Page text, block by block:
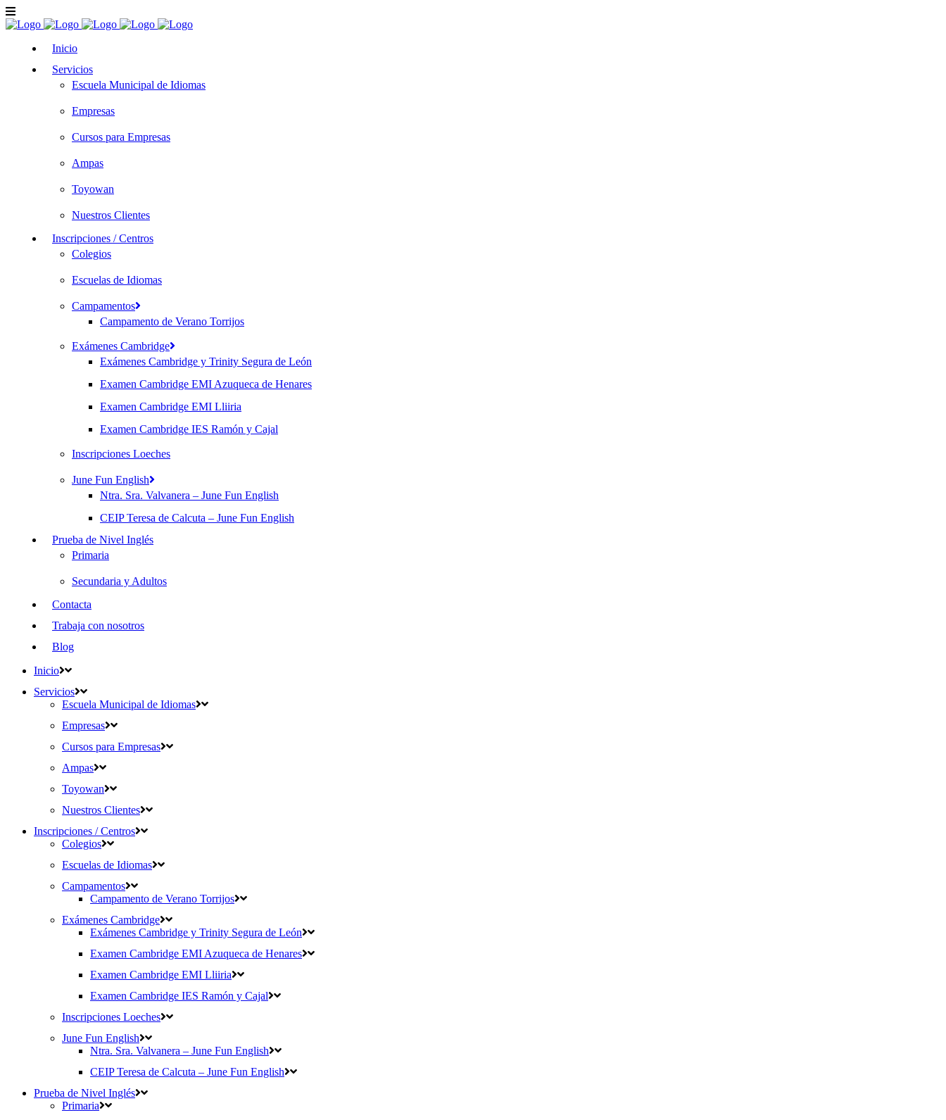
Inicio
Servicios
Escuela Municipal de Idiomas
Empresas
Cursos para Empresas
Ampas
Toyowan
Nuestros Clientes
Inscripciones / Centros
Colegios
Escuelas de Idiomas
Campamentos
Campamento de Verano Torrijos
Exámenes Cambridge
Exámenes Cambridge y Trinity Segura de León
Examen Cambridge EMI Azuqueca de Henares
Examen Cambridge EMI Lliiria
Examen Cambridge IES Ramón y Cajal
Inscripciones Loeches
June Fun English
Ntra. Sra. Valvanera – June Fun English
CEIP Teresa de Calcuta – June Fun English
Prueba de Nivel Inglés
Primaria
Secundaria y Adultos
Contacta
Trabaja con nosotros
Blog
Inicio
Servicios
Escuela Municipal de Idiomas
Empresas
Cursos para Empresas
Ampas
Toyowan
Nuestros Clientes
Inscripciones / Centros
Colegios
Escuelas de Idiomas
Campamentos
Campamento de Verano Torrijos
Exámenes Cambridge
Exámenes Cambridge y Trinity Segura de León
Examen Cambridge EMI Azuqueca de Henares
Examen Cambridge EMI Lliiria
Examen Cambridge IES Ramón y Cajal
Inscripciones Loeches
June Fun English
Ntra. Sra. Valvanera – June Fun English
CEIP Teresa de Calcuta – June Fun English
Prueba de Nivel Inglés
Primaria